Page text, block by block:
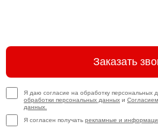
Заказать
Я даю согласие на обработку персональных
обработки персональных данных и
данных.
Я согласен получать рекламные и